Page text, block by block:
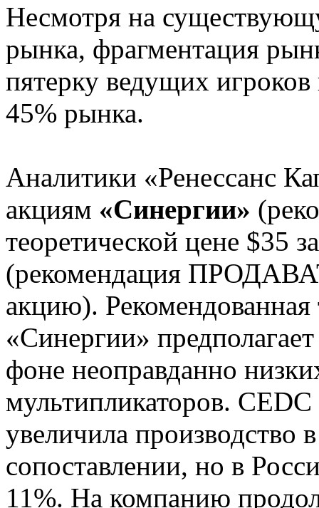
Несмотря на
рынка, фрагментация
пятерку ведущих
45% рынка.
Аналитики «Ренессанс
акциям «Синергии»
теоретической цене $35
(рекомендация
акцию). Рекомендованная
«Синергии»
фоне неоправданно
мультипликаторов.
увеличила производство
сопоставлении, но в
11%. На компанию